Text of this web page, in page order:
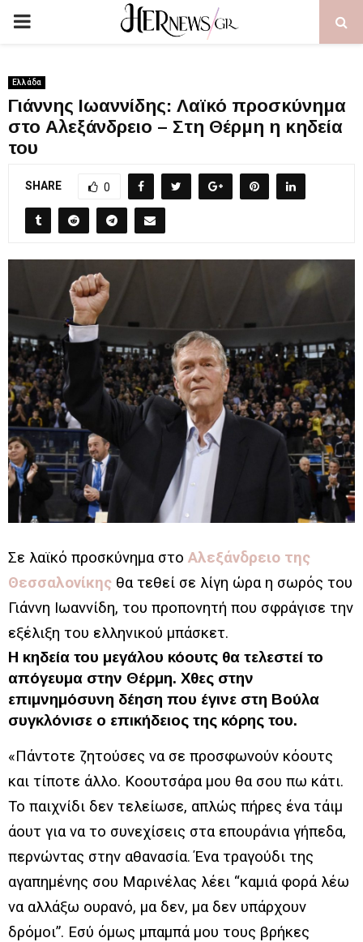
PRIMARY
Ελλάδα
Γιάννης Ιωαννίδης: Λαϊκό προσκύνημα
στο Αλεξάνδρειο – Στη Θέρμη η κηδεία
του
SHARE 0
Σε λαϊκό προσκύνημα στο Αλεξάνδρειο της
Θεσσαλονίκης θα τεθεί σε λίγη ώρα η σωρός του
Γιάννη Ιωαννίδη, του προπονητή που σφράγισε την
εξέλιξη του ελληνικού μπάσκετ.
Η κηδεία του μεγάλου κόουτς θα τελεστεί το
απόγευμα στην Θέρμη. Χθες στην
επιμνημόσυνη δέηση που έγινε στη Βούλα
συγκλόνισε ο επικήδειος της κόρης του.
«Πάντοτε ζητούσες να σε προσφωνούν κόουτς
και τίποτε άλλο. Κοουτσάρα μου θα σου πω κάτι.
Το παιχνίδι δεν τελείωσε, απλώς πήρες ένα τάιμ
άουτ για να το συνεχίσεις στα επουράνια γήπεδα,
περνώντας στην αθανασία. Ένα τραγούδι της
αγαπημένης σου Μαρινέλας λέει “καμιά φορά λέω
να αλλάξω ουρανό, μα δεν, μα δεν υπάρχουν
δρόμοι”. Εσύ όμως μπαμπά μου τους βρήκες